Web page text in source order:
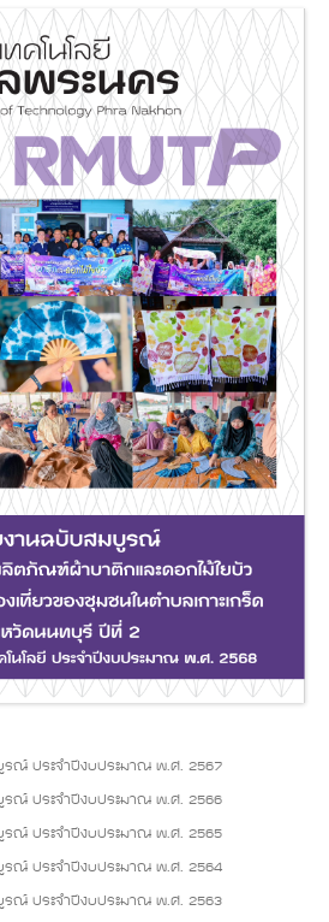
ณ์ ประจำปีงบประมาณ พ.ศ. 2567
ณ์ ประจำปีงบประมาณ พ.ศ. 2566
ณ์ ประจำปีงบประมาณ พ.ศ. 2565
ณ์ ประจำปีงบประมาณ พ.ศ. 2564
ณ์ ประจำปีงบประมาณ พ.ศ. 2563